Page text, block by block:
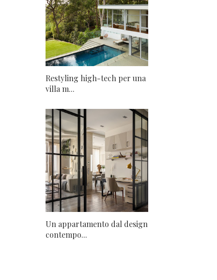
Restyling high-tech per una
villa m...
Un appartamento dal design
contempo...